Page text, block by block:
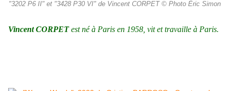
"3202 P6 II" et "3428 P30 VI" de Vincent CORPET © Photo Éric Simon
Vincent CORPETest né à Paris en 1958, vit et travaille à Paris.